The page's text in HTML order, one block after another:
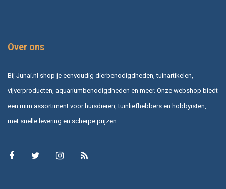
Over ons
Bij Junai.nl shop je eenvoudig dierbenodigdheden, tuinartikelen,
vijverproducten, aquariumbenodigdheden en meer. Onze webshop biedt
een ruim assortiment voor huisdieren, tuinliefhebbers en hobbyisten,
met snelle levering en scherpe prijzen.